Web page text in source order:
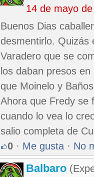
14 de mayo
Buenos Dias
desmentirlo. Quizás
Varadero que se
los daban presos
que Moinelo y
Ahora que Fredy se
cuando lo vea lo
salio completa de
0 · Me gusta · No
Balbaro